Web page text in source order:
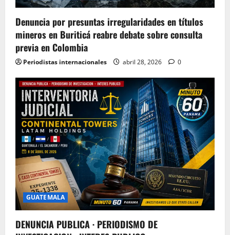
Denuncia por presuntas irregularidades en títulos
mineros en Buriticá reabre debate sobre consulta
previa en Colombia
Periodistas internacionales abril 28, 2026 0
GUATEMALA
DENUNCIA PUBLICA · PERIODISMO DE